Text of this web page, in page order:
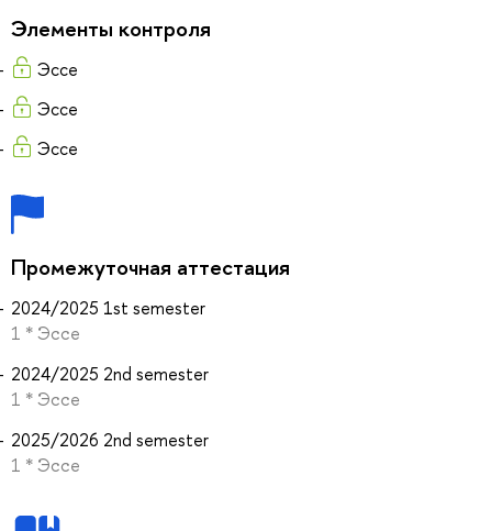
Элементы контроля
Эссе
Эссе
Эссе
Промежуточная аттестация
2024/2025 1st semester
1 * Эссе
2024/2025 2nd semester
1 * Эссе
2025/2026 2nd semester
1 * Эссе